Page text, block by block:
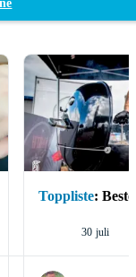
Toppliste:
30 juli